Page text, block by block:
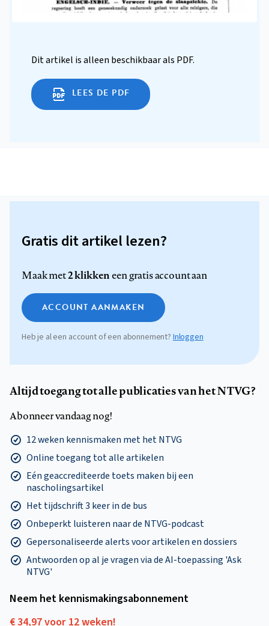
Dit artikel is alleen beschikbaar als PDF.
LEES DE PDF
Gratis dit artikel lezen?
Maak met2 klikkeneen gratis account aan
ACCOUNT AANMAKEN
Heb je al een account of een abonnement? Inloggen
Altijd toegang tot alle publicaties van het NTVG?
Abonneer vandaag nog!
12 weken kennismaken met het NTVG
Online toegang tot alle artikelen
Eén geaccrediteerde toets maken bij een
nascholingsartikel
Het tijdschrift 3 keer in de bus
Onbeperkt luisteren naar de NTVG-podcast
Gepersonaliseerde alerts voor artikelen en dossiers
Antwoorden op al je vragen via de AI-toepassing 'Ask
NTVG'
Neem het kennismakings­abonnement
€ 34,97 voor 12 weken!